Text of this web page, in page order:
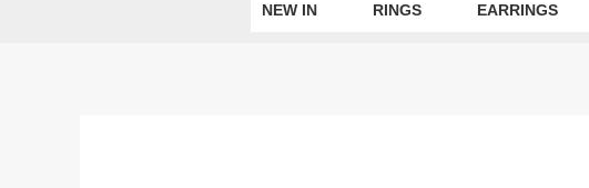
NEW IN RINGS EARRINGS